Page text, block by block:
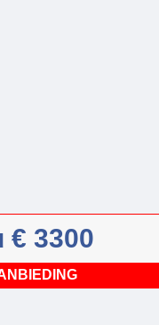
€ 3300